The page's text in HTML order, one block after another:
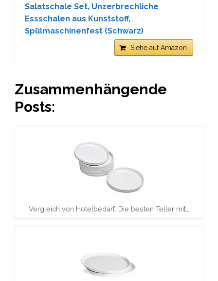
Salatschale Set, Unzerbrechliche
Essschalen aus Kunststoff,
Spülmaschinenfest (Schwarz)
Siehe auf Amazon
Zusammenhängende
Posts:
Vergleich von Hotelbedarf: Die besten Teller mit…